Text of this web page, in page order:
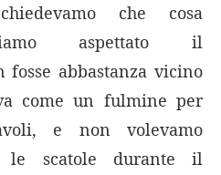
che cosa
aspettato il
abbastanza vicino
come un fulmine per
e non volevamo
le scatole durante il